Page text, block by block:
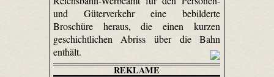
und Güterverkehr eine bebilderte
Broschüre heraus, die einen kurzen
geschichtlichen Abriss über die Bahn
enthält.
REKLAME